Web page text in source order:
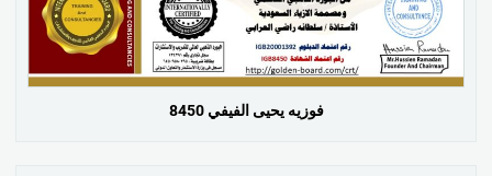
فوزيه يحيى الفيفي 8450